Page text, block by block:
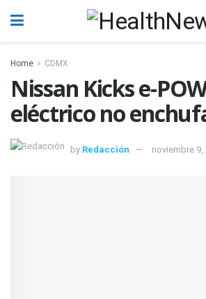
Home CDMX
Nissan Kicks e-
eléctrico no
by Redacción noviembre 9,